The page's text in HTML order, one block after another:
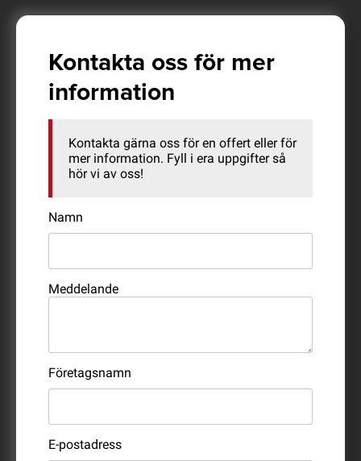
Kontakta oss för mer
information
Kontakta gärna oss för en offert eller för
mer information. Fyll i era uppgifter så
hör vi av oss!
Namn
Meddelande
Företagsnamn
E-postadress